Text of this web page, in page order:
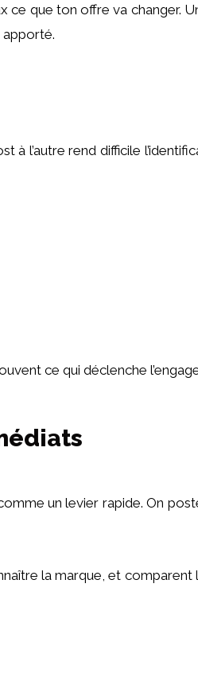
que ton offre va changer.
apporté.
à l’autre rend difficile
ce qui déclenche
un levier rapide. On
la marque, et